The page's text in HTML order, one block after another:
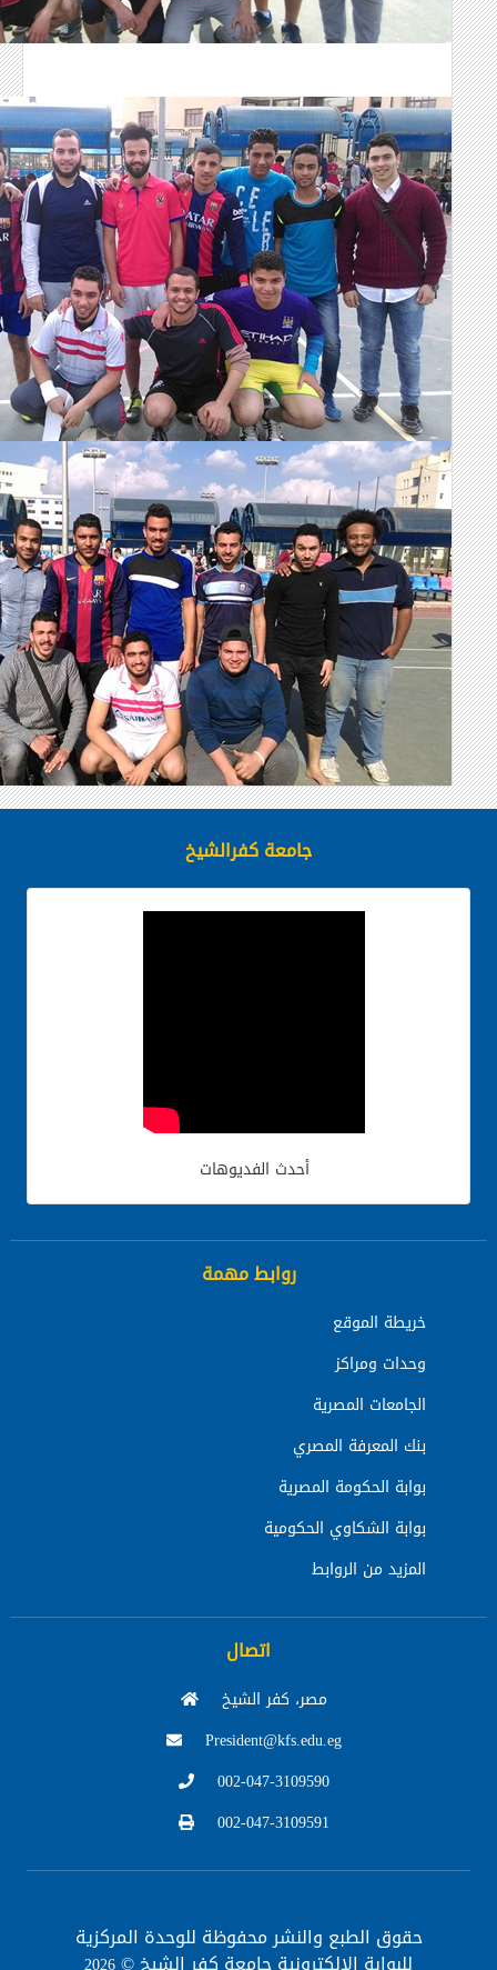
جامعة كفرالشيخ
أحدث الفديوهات
روابط مهمة
خريطة الموقع
وحدات ومراكز
الجامعات المصرية
بنك المعرفة المصري
بوابة الحكومة المصرية
بوابة الشكاوي الحكومية
المزيد من الروابط
اتصال
مصر، كفر الشيخ
President@kfs.edu.eg
002-047-3109590
002-047-3109591
حقوق الطبع والنشر محفوظة للوحدة المركزية